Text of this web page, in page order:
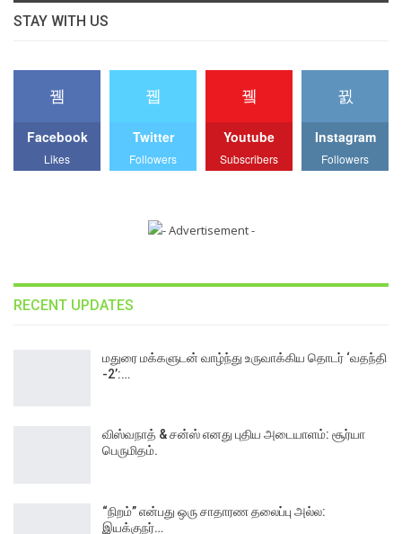
STAY WITH US
Facebook
Likes
Twitter
Followers
Youtube
Subscribers
Instagram
Followers
RECENT UPDATES
மதுரை மக்களுடன் வாழ்ந்து உருவாக்கிய தொடர் ‘வதந்தி
-2’:…
விஸ்வநாத் & சன்ஸ் எனது புதிய அடையாளம்: சூர்யா
பெருமிதம்.
“நிறம்” என்பது ஒரு சாதாரண தலைப்பு அல்ல:
இயக்குநர்…